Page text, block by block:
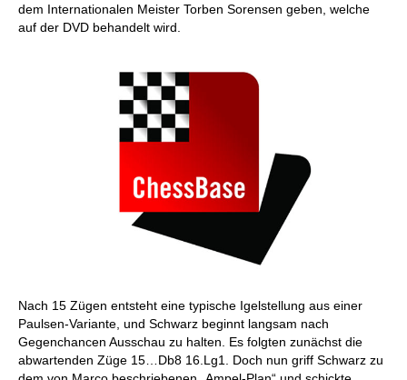
dem Internationalen Meister Torben Sorensen geben, welche
auf der DVD behandelt wird.
Nach 15 Zügen entsteht eine typische Igelstellung aus einer
Paulsen-Variante, und Schwarz beginnt langsam nach
Gegenchancen Ausschau zu halten. Es folgten zunächst die
abwartenden Züge 15…Db8 16.Lg1. Doch nun griff Schwarz zu